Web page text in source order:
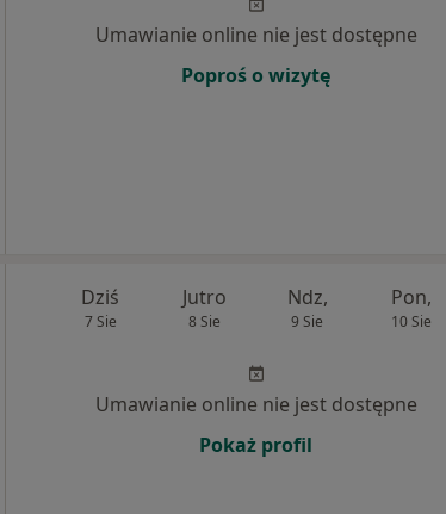
Umawianie online nie jest dostępne
Poproś o wizytę
Dziś
7 Sie
Jutro
8 Sie
Ndz,
9 Sie
Pon,
10 Sie
Umawianie online nie jest dostępne
Pokaż profil